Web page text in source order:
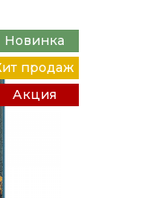
Новинка
продаж
Акция